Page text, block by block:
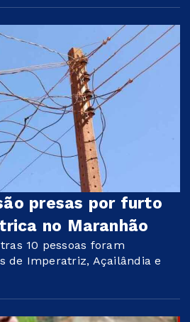
presas por furto
no Maranhão
10 pessoas foram
de Imperatriz, Açailândia e